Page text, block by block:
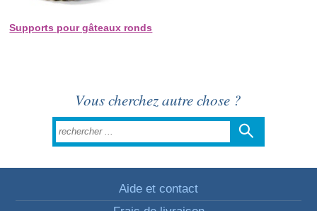
Supports pour gâteaux ronds
Vous cherchez autre chose ?
Aide et contact